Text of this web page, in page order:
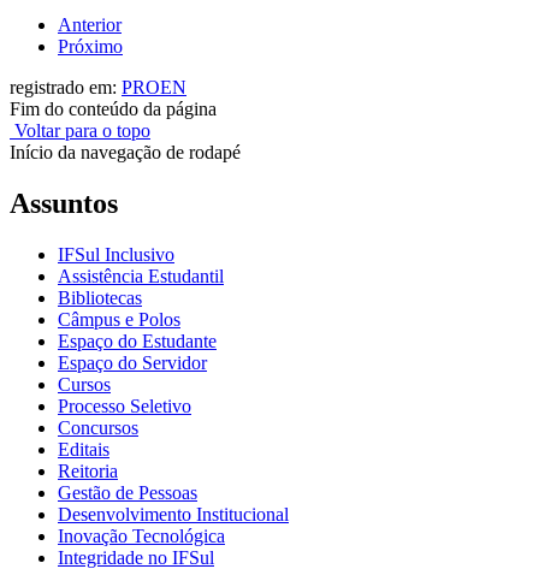
Anterior
Próximo
registrado em: PROEN
Fim do conteúdo da página
Voltar para o topo
Início da navegação de rodapé
Assuntos
IFSul Inclusivo
Assistência Estudantil
Bibliotecas
Câmpus e Polos
Espaço do Estudante
Espaço do Servidor
Cursos
Processo Seletivo
Concursos
Editais
Reitoria
Gestão de Pessoas
Desenvolvimento Institucional
Inovação Tecnológica
Integridade no IFSul